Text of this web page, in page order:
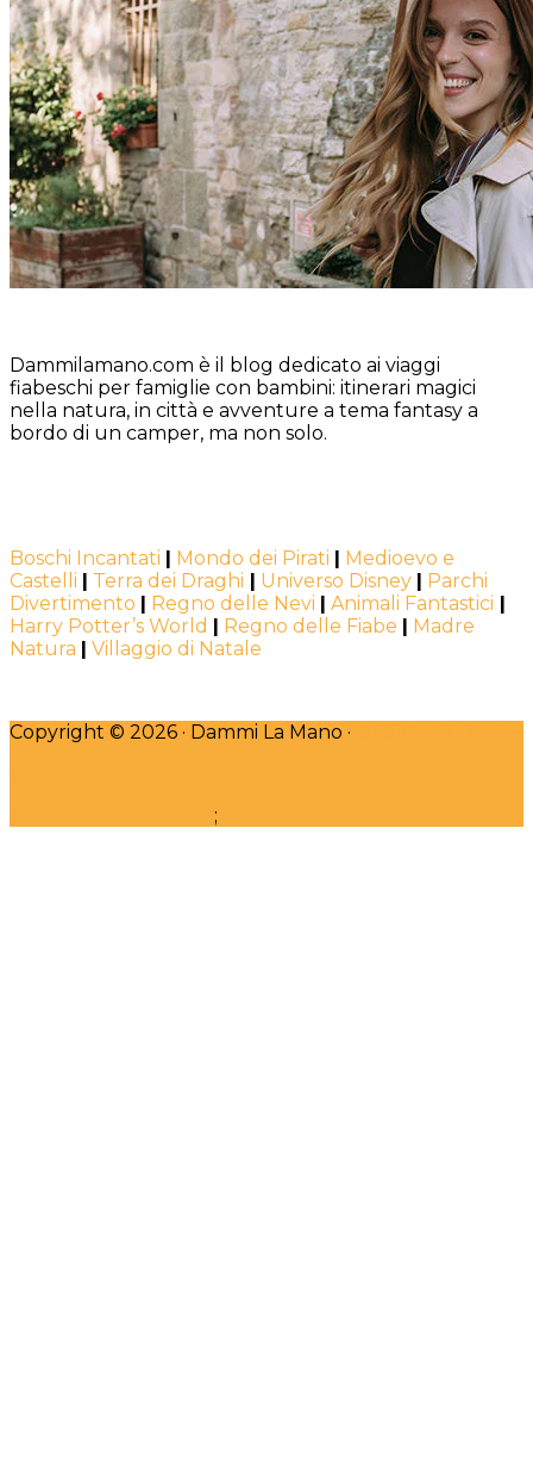
Dammilamano.com è il blog dedicato ai viaggi
fiabeschi per famiglie con bambini: itinerari magici
nella natura, in città e avventure a tema fantasy a
bordo di un camper, ma non solo.
Boschi Incantati | Mondo dei Pirati | Medioevo e
Castelli | Terra dei Draghi | Universo Disney | Parchi
Divertimento | Regno delle Nevi | Animali Fantastici |
Harry Potter’s World | Regno delle Fiabe | Madre
Natura | Villaggio di Natale
Copyright © 2026 · Dammi La Mano ·
;